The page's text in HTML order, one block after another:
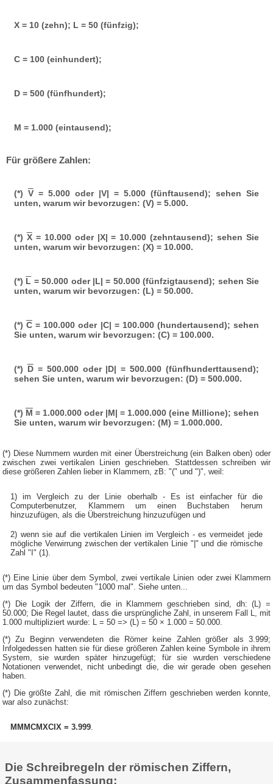
X = 10 (zehn); L = 50 (fünfzig);
C = 100 (einhundert);
D = 500 (fünfhundert);
M = 1.000 (eintausend);
Für größere Zahlen:
(*) V= 5.000 oder |V| = 5.000 (fünftausend); sehen Sie
unten, warum wir bevorzugen: (V) = 5.000.
(*) X= 10.000 oder |X| = 10.000 (zehntausend); sehen Sie
unten, warum wir bevorzugen: (X) = 10.000.
(*) L = 50.000 oder |L| = 50.000 (fünfzigtausend); sehen Sie
unten, warum wir bevorzugen: (L) = 50.000.
(*) C= 100.000 oder |C| = 100.000 (hundertausend); sehen
Sie unten, warum wir bevorzugen: (C) = 100.000.
(*) D= 500.000 oder |D| = 500.000 (fünfhunderttausend);
sehen Sie unten, warum wir bevorzugen: (D) = 500.000.
(*) M = 1.000.000 oder |M| = 1.000.000 (eine Millione); sehen
Sie unten, warum wir bevorzugen: (M) = 1.000.000.
(*) Diese Nummern wurden mit einer Überstreichung (ein Balken oben) oder
zwischen zwei vertikalen Linien geschrieben. Stattdessen schreiben wir
diese größeren Zahlen lieber in Klammern, zB: "(" und ")", weil:
1) im Vergleich zu der Linie oberhalb - Es ist einfacher für die
Computerbenutzer, Klammern um einen Buchstaben herum
hinzuzufügen, als die Überstreichung hinzuzufügen und
2) wenn sie auf die vertikalen Linien im Vergleich - es vermeidet jede
mögliche Verwirrung zwischen der vertikalen Linie "|" und die römische
Zahl "I" (1).
(*) Eine Linie über dem Symbol, zwei vertikale Linien oder zwei Klammern
um das Symbol bedeuten "1000 mal". Siehe unten...
(*) Die Logik der Ziffern, die in Klammern geschrieben sind, dh: (L) =
50.000; Die Regel lautet, dass die ursprüngliche Zahl, in unserem Fall L, mit
1.000 multipliziert wurde: L = 50 => (L) = 50 × 1.000 = 50.000.
(*) Zu Beginn verwendeten die Römer keine Zahlen größer als 3.999;
Infolgedessen hatten sie für diese größeren Zahlen keine Symbole in ihrem
System, sie wurden später hinzugefügt; für sie wurden verschiedene
Notationen verwendet, nicht unbedingt die, die wir gerade oben gesehen
haben.
(*) Die größte Zahl, die mit römischen Ziffern geschrieben werden konnte,
war also zunächst:
MMMCMXCIX = 3.999
Die Schreibregeln der römischen Ziffern,
Zusammenfassung: